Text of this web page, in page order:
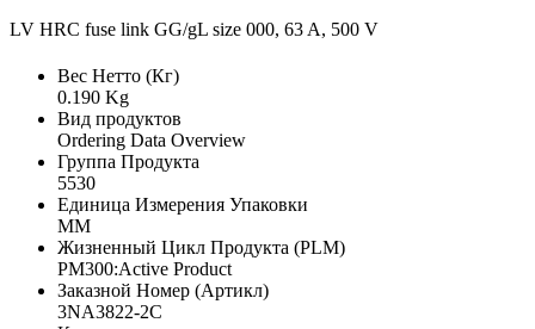
LV HRC fuse link GG/gL size 000, 63 A, 500 V
Вес Нетто (Кг)
0.190 Kg
Вид продуктов
Ordering Data Overview
Группа Продукта
5530
Единица Измерения Упаковки
MM
Жизненный Цикл Продукта (PLM)
PM300:Active Product
Заказной Номер (Артикл)
3NA3822-2C